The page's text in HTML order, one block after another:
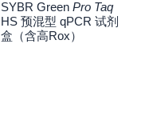
SYBR Green Pro Taq
HS 预混型 qPCR 试剂
盒（含高Rox）